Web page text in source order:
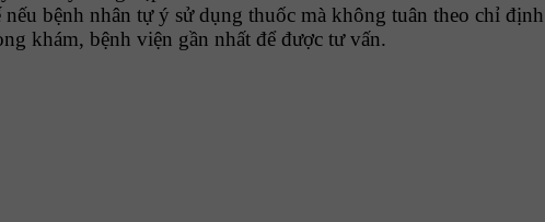
bệnh nhân tự ý sử dụng thuốc mà không tuân theo chỉ định
khám, bệnh viện gần nhất để được tư vấn.